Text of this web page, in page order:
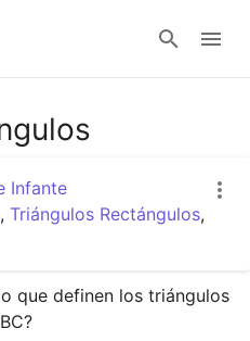
Infante
, Triángulos Rectángulos,
que definen los triángulos